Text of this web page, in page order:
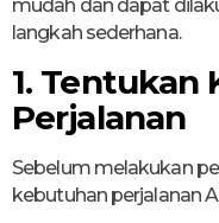
mudah dan dapat
langkah sederhana.
1. Tentukan
Perjalanan
Sebelum melakukan
kebutuhan perjalanan